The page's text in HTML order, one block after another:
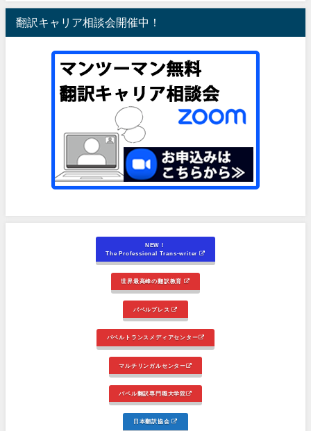
翻訳キャリア相談会開催中！
NEW！
The Professional Trans-writer
世界最高峰の翻訳教育
バベルプレス
バベルトランスメディアセンター
マルチリンガルセンター
バベル翻訳専門職大学院
日本翻訳協会